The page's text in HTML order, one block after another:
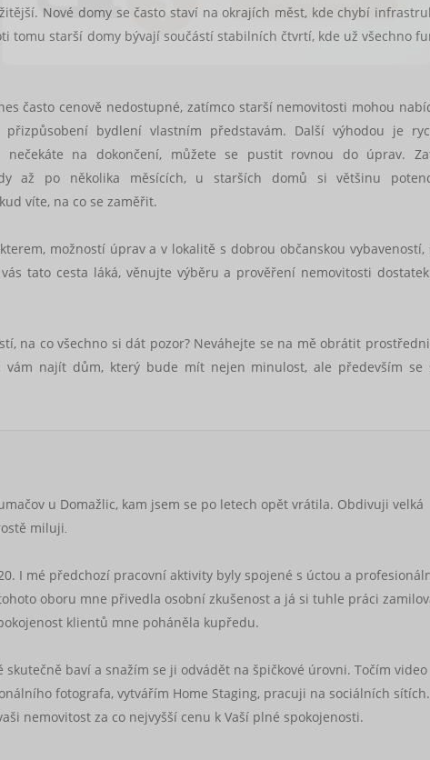
Nové domy se často staví na okrajích měst, kde chybí
tomu starší domy bývají součástí stabilních čtvrtí, kde už všechno
často cenově nedostupné, zatímco starší nemovitosti mohou
bydlení vlastním představám. Další výhodou je
nečekáte na dokončení, můžete se pustit rovnou do úprav.
až po několika měsících, u starších domů si většinu
víte, na co se zaměřit.
možností úprav a v lokalitě s dobrou občanskou vybaveností,
tato cesta láká, věnujte výběru a prověření nemovitosti
na co všechno si dát pozor? Neváhejte se na mě obrátit
vám najít dům, který bude mít nejen minulost, ale především se
u Domažlic, kam jsem se po letech opět vrátila. Obdivuji velká
miluji.
I mé předchozí pracovní aktivity byly spojené s úctou a
oboru mne přivedla osobní zkušenost a já si tuhle práci
klientů mne poháněla kupředu.
baví a snažím se ji odvádět na špičkové úrovni. Točím video
fotografa, vytvářím Home Staging, pracuji na sociálních
nemovitost za co nejvyšší cenu k Vaší plné spokojenosti.
Spočítat ZDARMA